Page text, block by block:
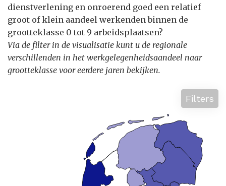
dienstverlening en onroerend goed een relatief
groot of klein aandeel werkenden binnen de
grootteklasse 0 tot 9 arbeidsplaatsen?
Via de filter in de visualisatie kunt u de regionale
verschillenden in het werkgelegenheidsaandeel naar
grootteklasse voor eerdere jaren bekijken.
Filters